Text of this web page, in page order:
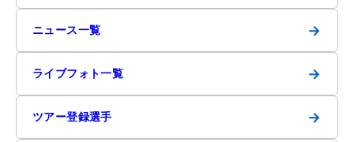
ニュース一覧 →
ライブフォト一覧 →
ツアー登録選手 →